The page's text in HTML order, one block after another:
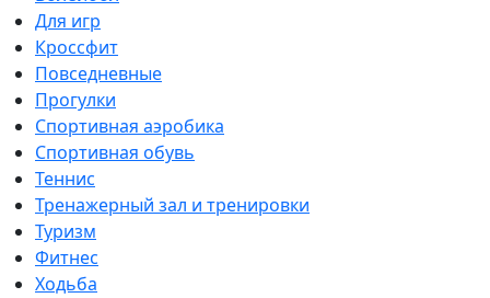
Для игр
Кроссфит
Повседневные
Прогулки
Спортивная аэробика
Спортивная обувь
Теннис
Тренажерный зал и тренировки
Туризм
Фитнес
Ходьба